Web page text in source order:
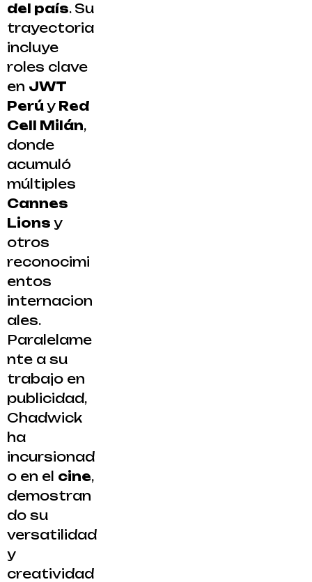
del país. Su
trayectoria
incluye
roles clave
en JWT
Perúy Red
Cell Milán,
donde
acumuló
múltiples
Cannes
Lions y
otros
reconocimi
entos
internacion
ales.
Paralelame
nte a su
trabajo en
publicidad,
Chadwick
ha
incursionad
o en el cine,
demostran
do su
versatilidad
y
creatividad